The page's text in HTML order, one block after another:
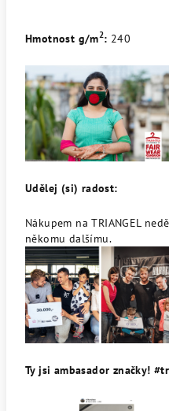
Hmotnost g/m2: 240
Udělej (si) radost:
Nákupem na TRIANGEL
někomu dalšímu.
Ty jsi ambasador značky!